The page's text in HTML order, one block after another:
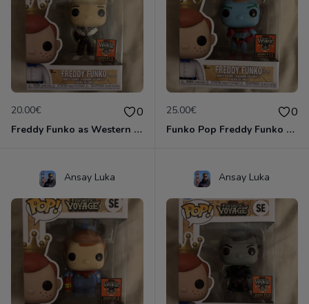
20.00€ 0
Freddy Funko as Western Ken #SE
25.00€ 0
Funko Pop Freddy Funko as Captain Planet #SE
Ansay Luka Ansay Luka